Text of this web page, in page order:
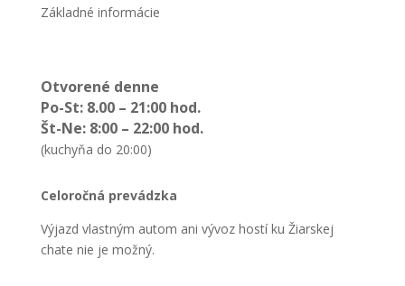
Základné informácie
Otvorené denne
Po-St: 8.00 – 21:00 hod.
Št-Ne: 8:00 – 22:00 hod.
(kuchyňa do 20:00)
Celoročná prevádzka
Výjazd vlastným autom ani vývoz hostí ku Žiarskej
chate nie je možný.